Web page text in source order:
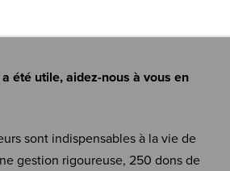
été utile, aidez-nous à vous en
sont indispensables à la vie de
gestion rigoureuse, 250 dons de